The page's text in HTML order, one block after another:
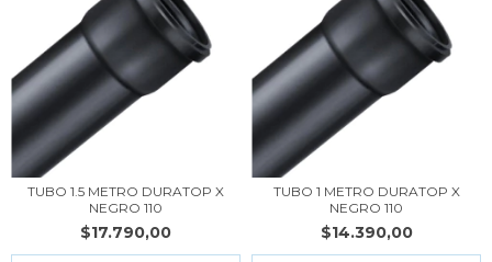
TUBO 1.5 METRO DURATOP X
NEGRO 110
$17.790,00
TUBO 1 METRO DURATOP X
NEGRO 110
$14.390,00